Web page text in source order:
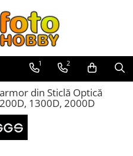
1 2
din Sticlă Optică
1300D, 2000D